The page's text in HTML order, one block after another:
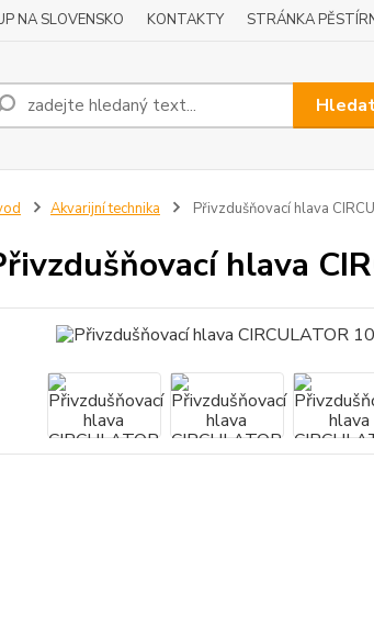
NA SLOVENSKO KONTAKTY STRÁNKA
Akvarijní technika Přivzdušňovací hlava
hlava